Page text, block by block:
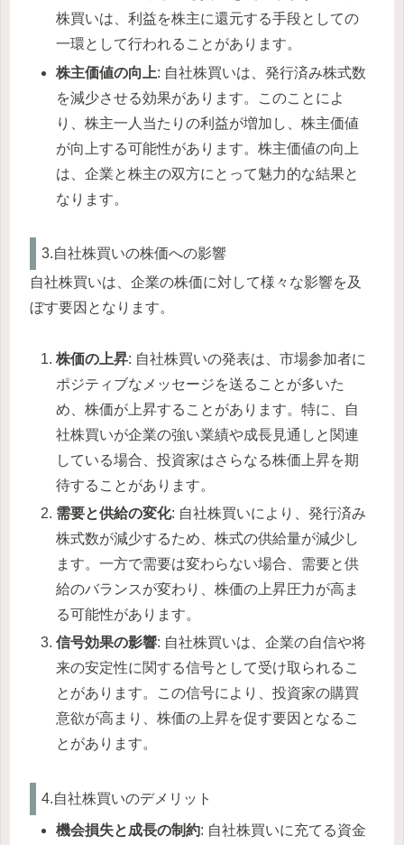
株買いは、利益を株主に還元する手段としての
一環として行われることがあります。
株主価値の向上: 自社株買いは、発行済み株式数
を減少させる効果があります。このことによ
り、株主一人当たりの利益が増加し、株主価値
が向上する可能性があります。株主価値の向上
は、企業と株主の双方にとって魅力的な結果と
なります。
3.自社株買いの株価への影響
自社株買いは、企業の株価に対して様々な影響を及
ぼす要因となります。
株価の上昇: 自社株買いの発表は、市場参加者に
ポジティブなメッセージを送ることが多いた
め、株価が上昇することがあります。特に、自
社株買いが企業の強い業績や成長見通しと関連
している場合、投資家はさらなる株価上昇を期
待することがあります。
需要と供給の変化: 自社株買いにより、発行済み
株式数が減少するため、株式の供給量が減少し
ます。一方で需要は変わらない場合、需要と供
給のバランスが変わり、株価の上昇圧力が高ま
る可能性があります。
信号効果の影響: 自社株買いは、企業の自信や将
来の安定性に関する信号として受け取られるこ
とがあります。この信号により、投資家の購買
意欲が高まり、株価の上昇を促す要因となるこ
とがあります。
4.自社株買いのデメリット
機会損失と成長の制約: 自社株買いに充てる資金